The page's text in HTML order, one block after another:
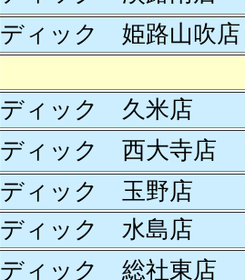
ディック 姫路山吹店
ディック 久米店
ディック 西大寺店
ディック 玉野店
ディック 水島店
ディック 総社東店